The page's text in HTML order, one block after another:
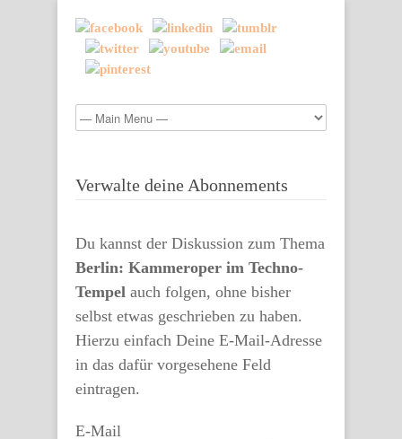
Verwalte deine Abonnements
Du kannst der Diskussion zum Thema
Berlin: Kammeroper im Techno-
Tempel auch folgen, ohne bisher
selbst etwas geschrieben zu haben.
Hierzu einfach Deine E-Mail-Adresse
in das dafür vorgesehene Feld
eintragen.
E-Mail